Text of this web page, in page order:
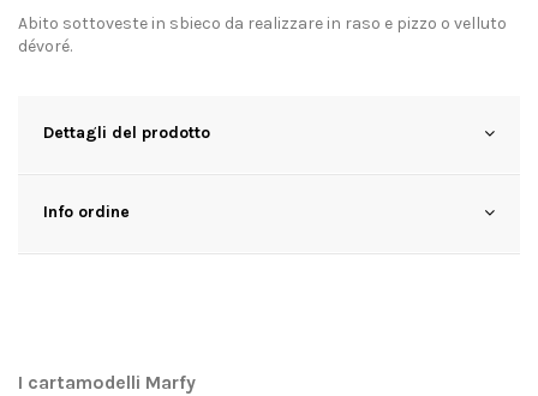
Abito sottoveste in sbieco da realizzare in raso e pizzo o velluto
dévoré.
Dettagli del prodotto
Info ordine
I cartamodelli Marfy